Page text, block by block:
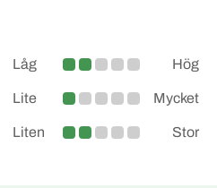
Låg
Lite större
Hög
Lite
Lite
Mycket
Liten
Lite större
Stor